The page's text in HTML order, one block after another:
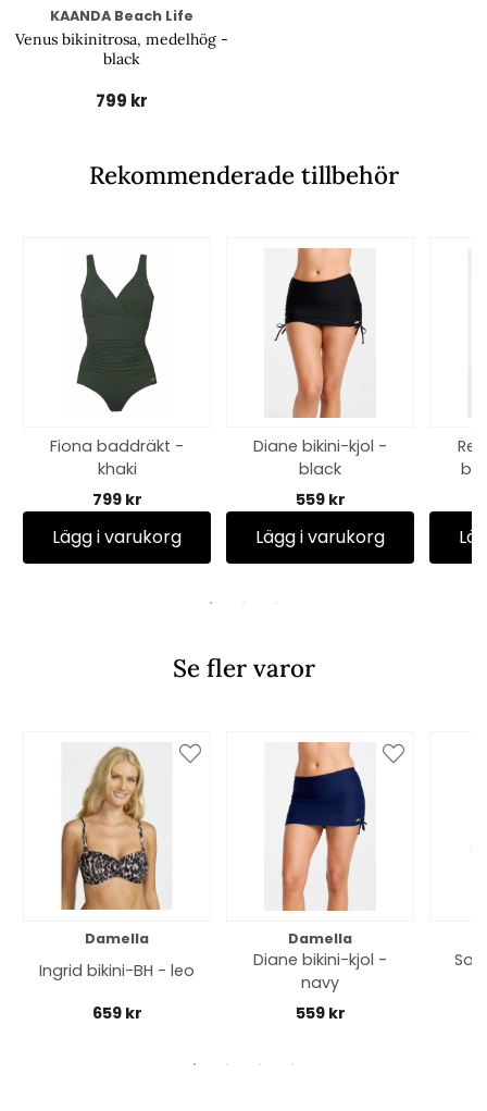
KAANDA Beach Life
Venus bikinitrosa, medelhög -
black
799 kr
Rekommenderade tillbehör
Fiona baddräkt -
khaki
799 kr
Lägg i varukorg
Diane bikini-kjol -
black
559 kr
Lägg i varukorg
Se fler varor
Damella
Ingrid bikini-BH - leo
659 kr
Damella
Diane bikini-kjol -
navy
559 kr